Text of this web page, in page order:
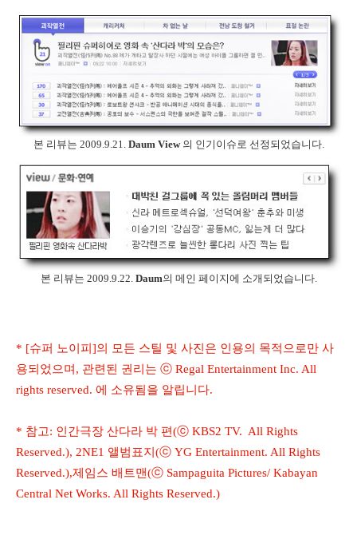
본 리뷰는 2009.9.21. Daum View의 인기이슈로 선정되었습니다.
본 리뷰는 2009.9.22. Daum의 메인 페이지에 소개되었습니다.
* [슈퍼 노이피]의 모든 스틸 및 사진은 인용의 목적으로만 사
용되었으며, 관련된 권리는 ⓒ Regal Entertainment Inc. All
rights reserved. 에 소유됨을 알립니다.
* 참고: 인간극장 산다라 박 편(ⓒ KBS2 TV. All Rights
Reserved.), 2NE1 앨범표지(ⓒ YG Entertainment. All Rights
Reserved.),제임스 배트맨(ⓒ Sampaguita Pictures/ Kabayan
Central Net Works. All Rights Reserved.)